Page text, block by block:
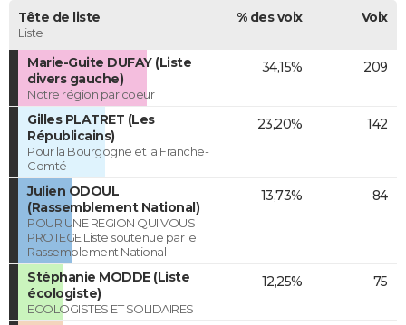
Tête de liste
Liste
% des voix Voix
Marie-Guite DUFAY (Liste
divers gauche)
Notre région par coeur
34,15% 209
Gilles PLATRET (Les
Républicains)
Pour la Bourgogne et la Franche-
Comté
23,20% 142
Julien ODOUL
(Rassemblement National)
POUR UNE REGION QUI VOUS
PROTEGE Liste soutenue par le
Rassemblement National
13,73% 84
Stéphanie MODDE (Liste
écologiste)
ECOLOGISTES ET SOLIDAIRES
12,25% 75